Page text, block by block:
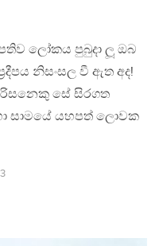
ලෝකය පුබුදා ලූ ඔබ
නිසංසල වී ඇත අද!
සේ සිරගත
සාමයේ යහපත් ලොවක